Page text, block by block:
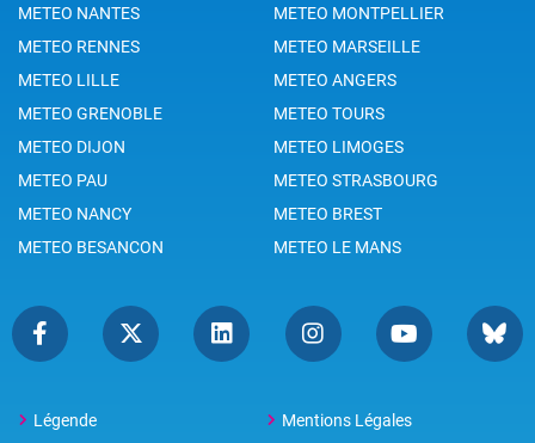
METEO NANTES
METEO MONTPELLIER
METEO RENNES
METEO MARSEILLE
METEO LILLE
METEO ANGERS
METEO GRENOBLE
METEO TOURS
METEO DIJON
METEO LIMOGES
METEO PAU
METEO STRASBOURG
METEO NANCY
METEO BREST
METEO BESANCON
METEO LE MANS
Légende
Mentions Légales